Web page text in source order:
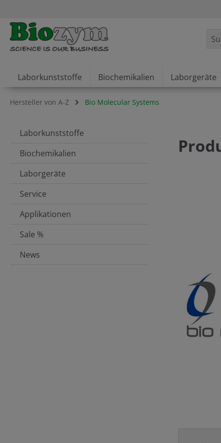
Laborkunststoffe Biochemikalien Laborgeräte
Hersteller von A-Z Bio Molecular Systems
Laborkunststoffe
Biochemikalien
Laborgeräte
Service
Applikationen
Sale %
News